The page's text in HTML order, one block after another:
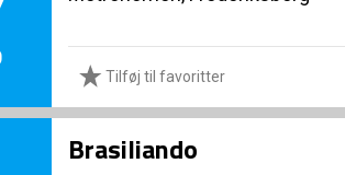
Tilføj til favoritter
Brasiliando